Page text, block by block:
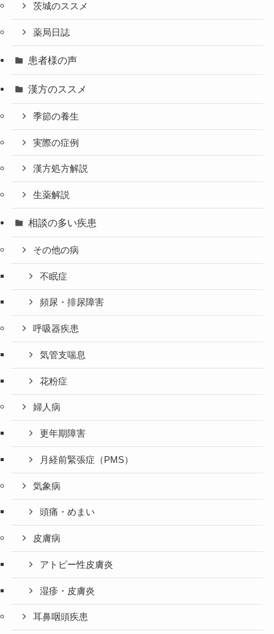
茨城のススメ
薬局日誌
患者様の声
漢方のススメ
季節の養生
実際の症例
漢方処方解説
生薬解説
相談の多い疾患
その他の病
不眠症
頻尿・排尿障害
呼吸器疾患
気管支喘息
花粉症
婦人病
更年期障害
月経前緊張症（PMS）
気象病
頭痛・めまい
皮膚病
アトピー性皮膚炎
湿疹・皮膚炎
耳鼻咽頭疾患